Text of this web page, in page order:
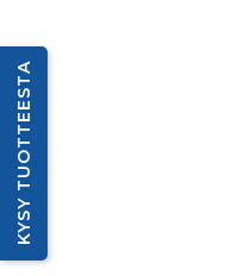
KYSY TUOTTEESTA